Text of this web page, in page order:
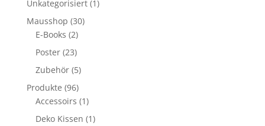
Unkategorisiert 11
Mausshop 3030
E-Books 22
Produkte
Poster 2323
Produkte
Zubehör 55
Produkte
Produkte 9696
Produkte
Accessoirs 11
Produkt
Deko Kissen 11